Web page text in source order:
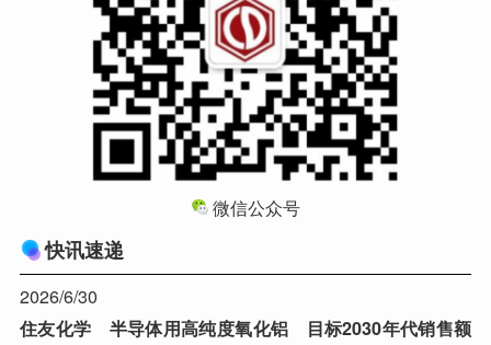
微信公众号
快讯速递
2026/6/30
住友化学 半导体用高纯度氧化铝 目标2030年代销售额